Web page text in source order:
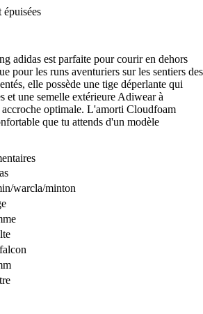
épuisées
adidas est parfaite pour courir en dehors
pour les runs aventuriers sur les sentiers des
elle possède une tige déperlante qui
et une semelle extérieure Adiwear à
accroche optimale. L'amorti Cloudfoam
que tu attends d'un modèle
warcla/minton